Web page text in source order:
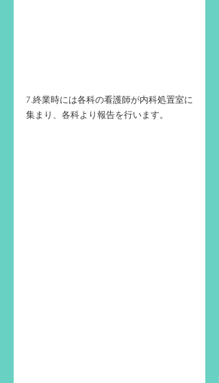
7.終業時には各科の看護師が内科処置室に
集まり、各科より報告を行います。